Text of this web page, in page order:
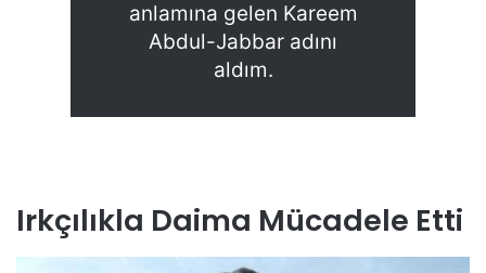
anlamına gelen Kareem
Abdul-Jabbar adını
aldım.
Irkçılıkla Daima Mücadele Etti